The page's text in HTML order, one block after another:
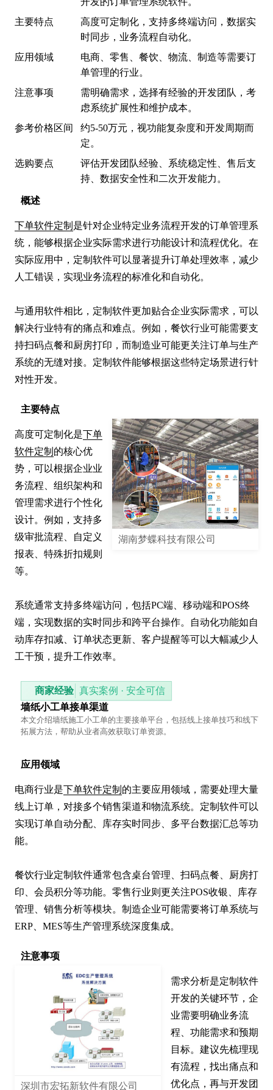
概述
下单软件定制 是针对企业特定业务流程开发的订单管理系
统，能够根据企业实际需求进行功能设计和流程优化。在
实际应用中，定制软件可以显著提升订单处理效率，减少
人工错误，实现业务流程的标准化和自动化。
与通用软件相比，定制软件更加贴合企业实际需求，可以
解决行业特有的痛点和难点。例如，餐饮行业可能需要支
持扫码点餐和厨房打印，而制造业可能更关注订单与生产
系统的无缝对接。定制软件能够根据这些特定场景进行针
对性开发。
主要特点
湖南梦蝶科技有限公司
高度可定制化是下单
软件定制 的核心优
势，可以根据企业业
务流程、组织架构和
管理需求进行个性化
设计。例如，支持多
级审批流程、自定义
报表、特殊折扣规则
等。
系统通常支持多终端访问，包括PC端、移动端和POS终
端，实现数据的实时同步和跨平台操作。自动化功能如自
动库存扣减、订单状态更新、客户提醒等可以大幅减少人
工干预，提升工作效率。
商家经验 真实案例 · 安全可信
墙纸小工单接单渠道
本文介绍墙纸施工小工单的主要接单平台，包括线上接单技巧和线下
拓展方法，帮助从业者高效获取订单资源。
应用领域
电商行业是下单软件定制 的主要应用领域，需要处理大量
线上订单，对接多个销售渠道和物流系统。定制软件可以
实现订单自动分配、库存实时同步、多平台数据汇总等功
能。
餐饮行业定制软件通常包含桌台管理、扫码点餐、厨房打
印、会员积分等功能。零售行业则更关注POS收银、库存
管理、销售分析等模块。制造企业可能需要将订单系统与
ERP、MES等生产管理系统深度集成。
注意事项
深圳市宏拓新软件有限公司
需求分析是定制软件
开发的关键环节，企
业需要明确业务流
程、功能需求和预期
目标。建议先梳理现
有流程，找出痛点和
优化点，再与开发团
主要特点
高度可定制化，支持多终端访问，数据实
时同步，业务流程自动化。
应用领域
电商、零售、餐饮、物流、制造等需要订
单管理的行业。
注意事项
需明确需求，选择有经验的开发团队，考
虑系统扩展性和维护成本。
参考价格区间
约5-50万元，视功能复杂度和开发周期而
定。
选购要点
评估开发团队经验、系统稳定性、售后支
持、数据安全性和二次开发能力。